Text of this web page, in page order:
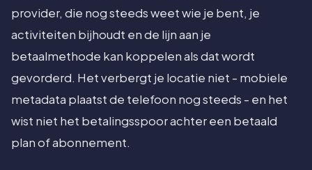
provider, die nog steeds weet wie je bent, je
activiteiten bijhoudt en de lijn aan je
betaalmethode kan koppelen als dat wordt
gevorderd. Het verbergt je locatie niet - mobiele
metadata plaatst de telefoon nog steeds - en het
wist niet het betalingsspoor achter een betaald
plan of abonnement.